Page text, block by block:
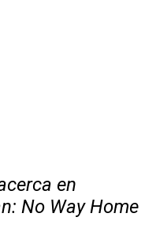
en
No Way Home